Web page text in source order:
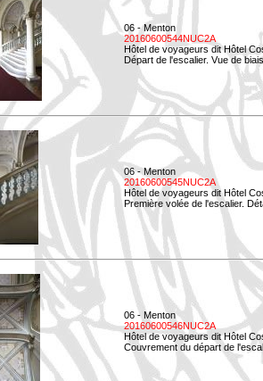
06 - Menton
20160600544NUC2A
Hôtel de voyageurs dit Hôtel
Départ de l'escalier. Vue de
06 - Menton
20160600545NUC2A
Hôtel de voyageurs dit Hôtel
Première volée de l'escalier.
06 - Menton
20160600546NUC2A
Hôtel de voyageurs dit Hôtel
Couvrement du départ de